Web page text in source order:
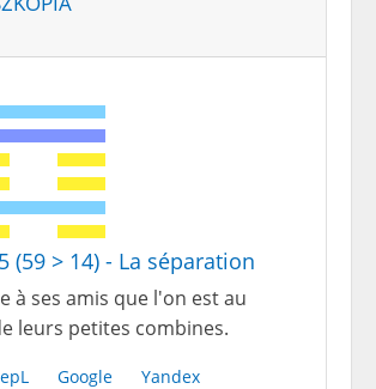
(59 > 14) - La séparation
à ses amis que l'on est au
leurs petites combines.
Google Yandex